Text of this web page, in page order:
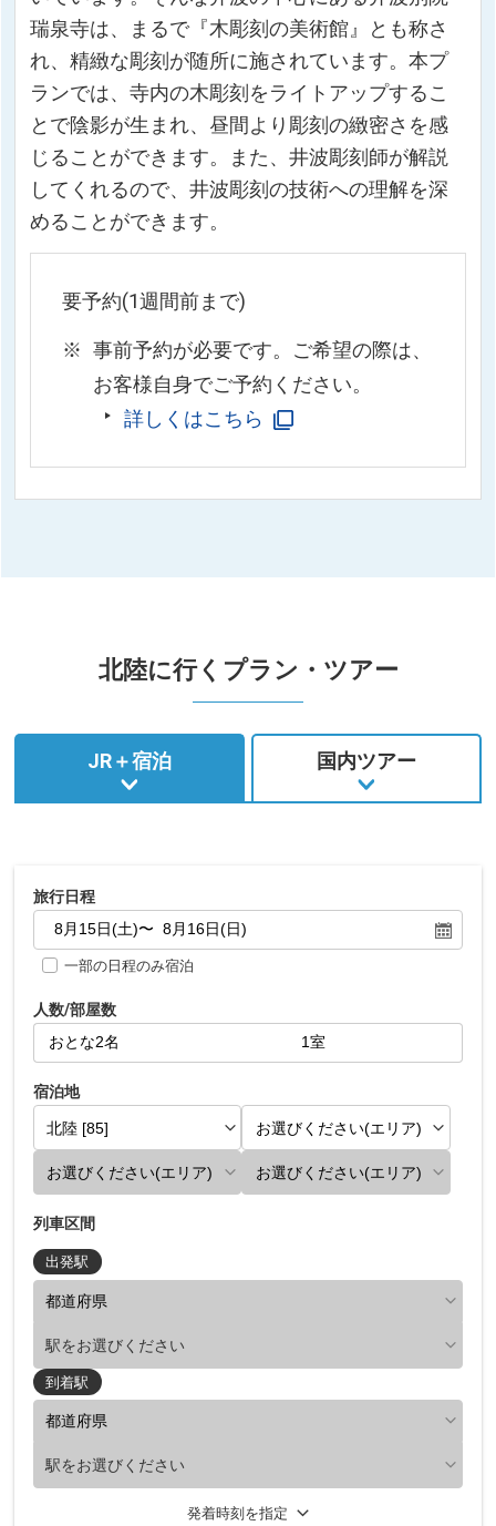
瑞泉寺は、まるで『木彫刻の美術館』とも称さ
れ、精緻な彫刻が随所に施されています。本プ
ランでは、寺内の木彫刻をライトアップするこ
とで陰影が生まれ、昼間より彫刻の緻密さを感
じることができます。また、井波彫刻師が解説
してくれるので、井波彫刻の技術への理解を深
めることができます。
要予約(1週間前まで)
事前予約が必要です。ご希望の際は、
お客様自身でご予約ください。
詳しくはこちら
北陸に行くプラン・ツアー
JR＋宿泊 国内ツアー
旅行日程
一部の日程のみ宿泊
人数/部屋数
宿泊地
列車区間
出発駅
駅をお選びください
到着駅
駅をお選びください
発着時刻を指定